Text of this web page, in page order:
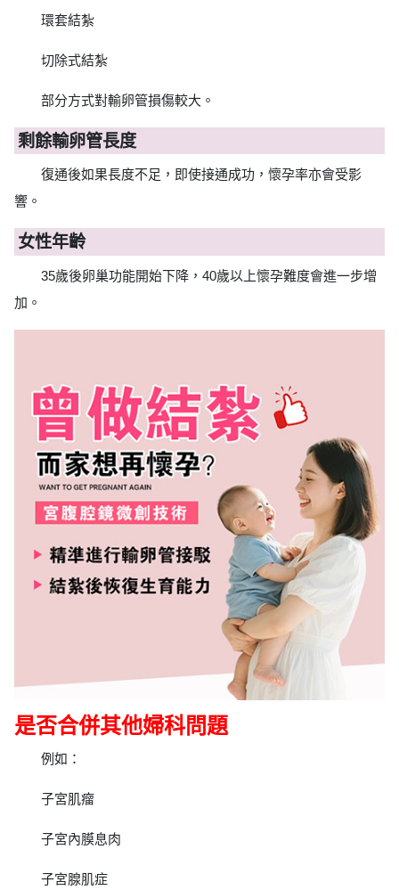
環套結紮
切除式結紮
部分方式對輸卵管損傷較大。
剩餘輸卵管長度
復通後如果長度不足，即使接通成功，懷孕率亦會受影
響。
女性年齡
35歲後卵巢功能開始下降，40歲以上懷孕難度會進一步增
加。
是否合併其他婦科問題
例如：
子宮肌瘤
子宮內膜息肉
子宮腺肌症